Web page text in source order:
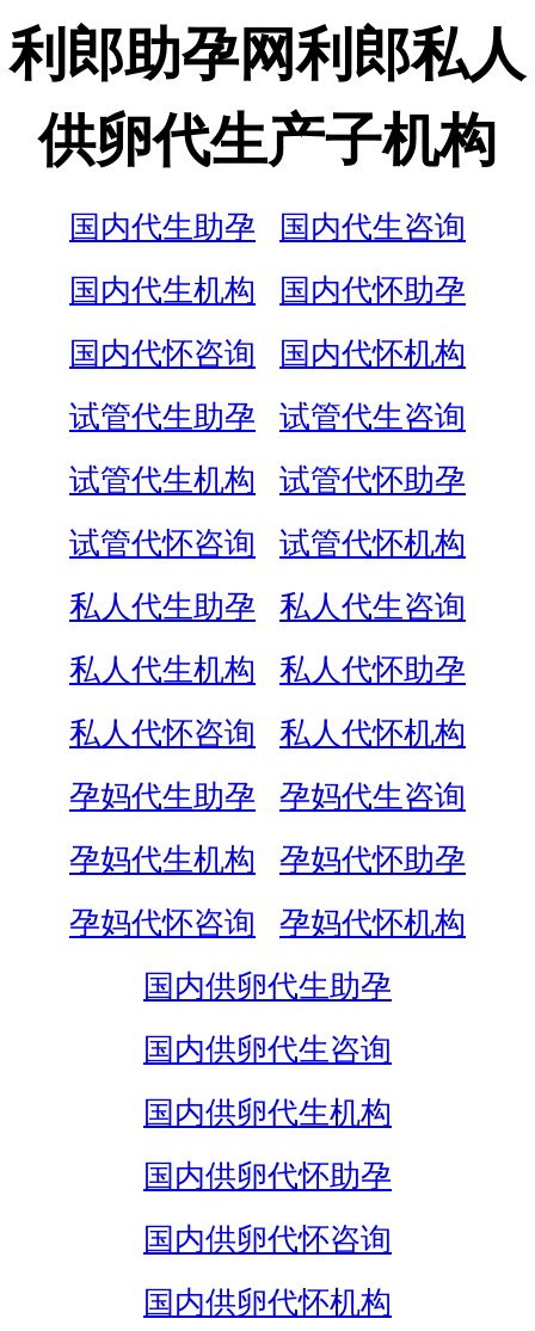
利郎助孕网利郎私人
供卵代生产子机构
国内代生助孕
国内代生咨询
国内代生机构
国内代怀助孕
国内代怀咨询
国内代怀机构
试管代生助孕
试管代生咨询
试管代生机构
试管代怀助孕
试管代怀咨询
试管代怀机构
私人代生助孕
私人代生咨询
私人代生机构
私人代怀助孕
私人代怀咨询
私人代怀机构
孕妈代生助孕
孕妈代生咨询
孕妈代生机构
孕妈代怀助孕
孕妈代怀咨询
孕妈代怀机构
国内供卵代生助孕
国内供卵代生咨询
国内供卵代生机构
国内供卵代怀助孕
国内供卵代怀咨询
国内供卵代怀机构